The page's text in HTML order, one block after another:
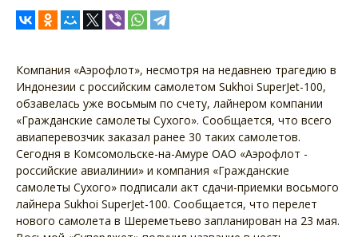
Компания «Аэрофлот», несмотря на недавнею трагедию в
Индонезии с российским самолетом Sukhoi SuperJet-100,
обзавелась уже восьмым по счету, лайнером компании
«Гражданские самолеты Сухого». Сообщается, что всего
авиаперевозчик заказал ранее 30 таких самолетов.
Сегодня в Комсомольске-на-Амуре ОАО «Аэрофлот -
российские авиалинии» и компания «Гражданские
самолеты Сухого» подписали акт сдачи-приемки восьмого
лайнера Sukhoi SuperJet-100. Сообщается, что перелет
нового самолета в Шереметьево запланирован на 23 мая.